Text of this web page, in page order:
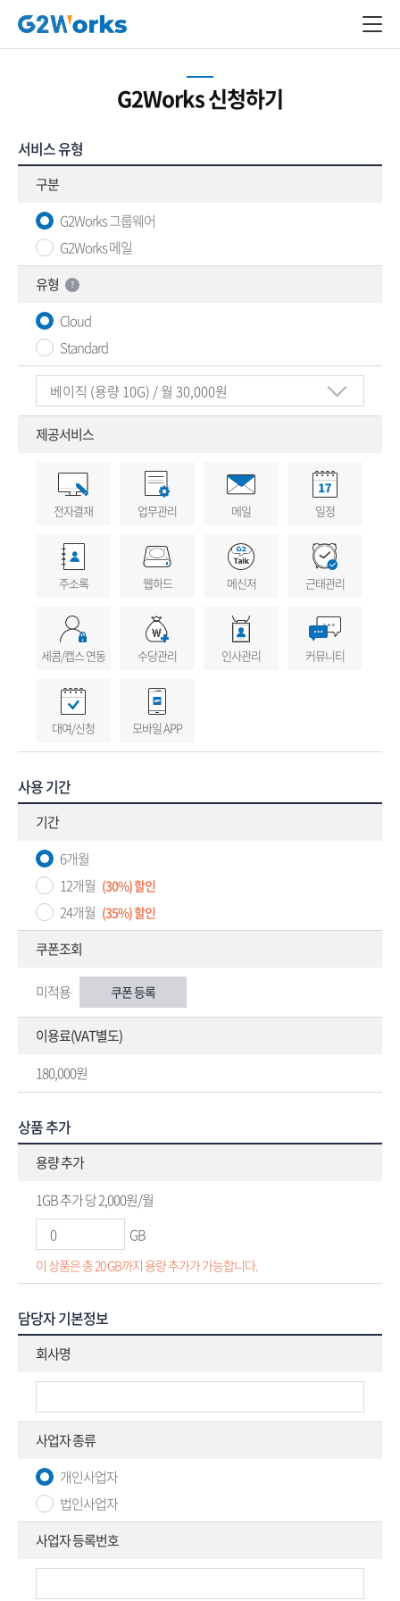
G2Works 신청하기
서비스 유형
구분
G2Works 그룹웨어
G2Works 메일
유형
?
Cloud
Standard
제공서비스
전자결재 업무관리 메일 일정
주소록 웹하드 메신저 근태관리
세콤/캡스 연동 수당관리 인사관리 커뮤니티
대여/신청 모바일 APP
사용 기간
기간
6개월
12개월 (30%) 할인
24개월 (35%) 할인
쿠폰조회
미적용 쿠폰 등록
이용료(VAT별도)
180,000원
상품 추가
용량 추가
1GB 추가 당 2,000원/월
GB
이 상품은 총 20 GB까지 용량 추가가 가능합니다.
담당자 기본정보
회사명
사업자 종류
개인사업자
법인사업자
사업자 등록번호